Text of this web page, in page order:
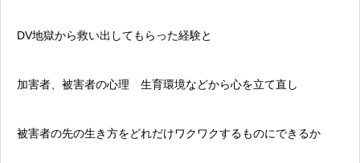
DV地獄から救い出してもらった経験と
加害者、被害者の心理 生育環境などから心を立て直し
被害者の先の生き方をどれだけワクワクするものにできるか